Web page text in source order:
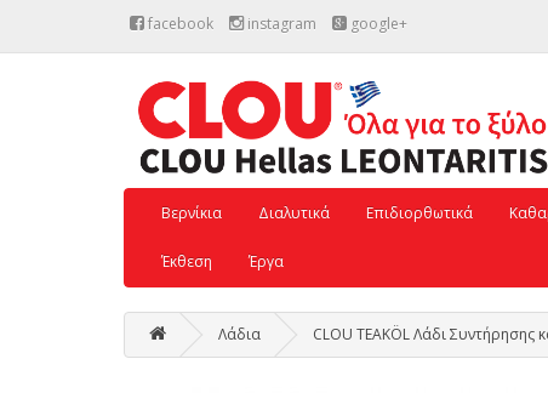
facebook instagram google+
Βερνίκια Διαλυτικά Επιδιορθωτικά
Έκθεση Έργα
Λάδια CLOU TEAKÖL Λάδι Συντήρησης